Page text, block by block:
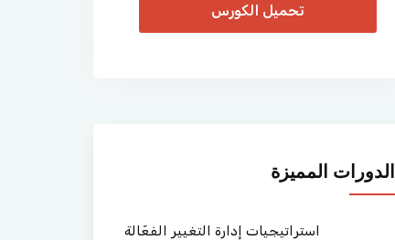
تحميل الكورس
الدورات المميزة
استراتيجيات إدارة التغيير الفعّالة